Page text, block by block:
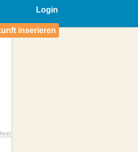
Login
inserieren